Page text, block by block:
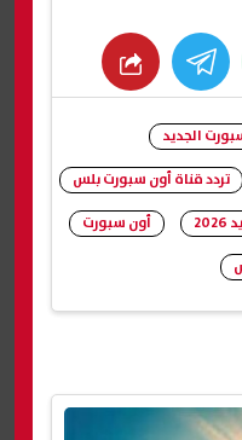
الجديد
تردد قناة أون سبورت بلس
أون سبورت